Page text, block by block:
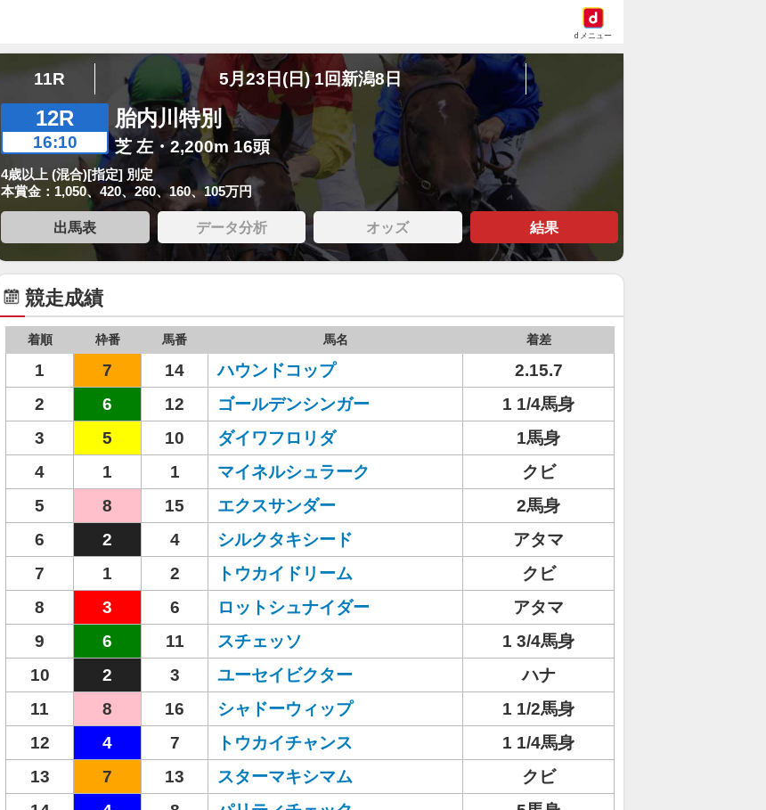
dメニュー
11R 5月23日(日) 1回新潟8日
12R
16:10
胎内川特別
芝 左・2,200m 16頭
4歳以上 (混合)[指定] 別定
本賞金：1,050、420、260、160、105万円
出馬表 データ分析 オッズ 結果
競走成績
着順 枠番 馬番 馬名 着差
1 7 14 ハウンドコップ
2.15.7
2
6 12 ゴールデンシンガー
1 1/4馬身
3
5 10 ダイワフロリダ
1馬身
4
1 1 マイネルシュラーク
クビ
5
8 15 エクスサンダー
2馬身
6
2 4 シルクタキシード
アタマ
7
1 2 トウカイドリーム
クビ
8
3 6 ロットシュナイダー
アタマ
9
6 11 スチェッソ
1 3/4馬身
10
2 3 ユーセイビクター
ハナ
11
8 16 シャドーウィップ
1 1/2馬身
12
4 7 トウカイチャンス
1 1/4馬身
13
7 13 スターマキシマム
クビ